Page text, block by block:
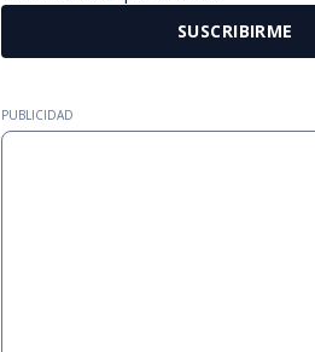
SUSCRIBIRME
PUBLICIDAD